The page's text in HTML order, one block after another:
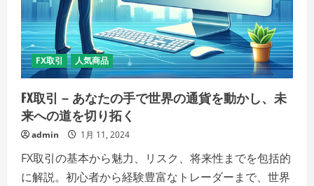
細
を
ご
覧
く
だ
さ
い
FX取引 人気商品
FX取引 – あなたの手で世界の通貨を動かし、未
来への道を切り拓く
admin 1月 11, 2024
FX取引の基本から魅力、リスク、将来性までを包括的
に解説。初心者から経験豊富なトレーダーまで、世界